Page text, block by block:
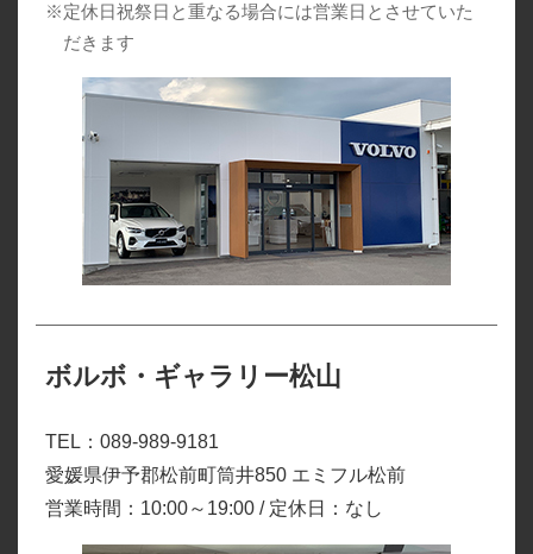
※定休日祝祭日と重なる場合には営業日とさせていた
だきます
ボルボ・ギャラリー松山
TEL：089-989-9181
愛媛県伊予郡松前町筒井850 エミフル松前
営業時間：10:00～19:00 / 定休日：なし